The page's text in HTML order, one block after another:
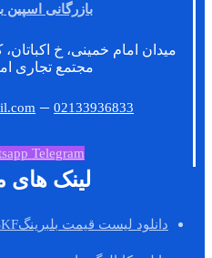
بازرگانی اسپین
میدان امام خمینی، خ
مجتمع تجاری
–02133936833
Telegram
لینک های
دانلود لیست قیمت بلبرینگSKF